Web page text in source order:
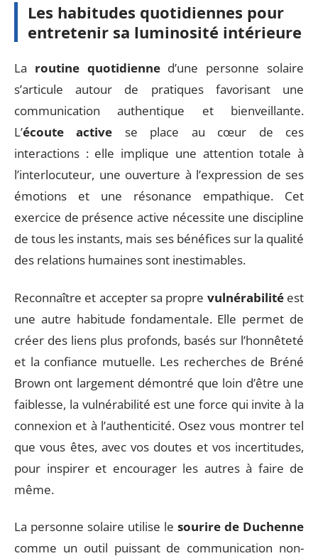
Les habitudes quotidiennes pour
entretenir sa luminosité intérieure
La routine quotidienned’une personne solaire
s’articule autour de pratiques favorisant une
communication authentique et bienveillante.
L’écoute active se place au cœur de ces
interactions : elle implique une attention totale à
l’interlocuteur, une ouverture à l’expression de ses
émotions et une résonance empathique. Cet
exercice de présence active nécessite une discipline
de tous les instants, mais ses bénéfices sur la qualité
des relations humaines sont inestimables.
Reconnaître et accepter sa propre vulnérabilitéest
une autre habitude fondamentale. Elle permet de
créer des liens plus profonds, basés sur l’honnêteté
et la confiance mutuelle. Les recherches de Bréné
Brown ont largement démontré que loin d’être une
faiblesse, la vulnérabilité est une force qui invite à la
connexion et à l’authenticité. Osez vous montrer tel
que vous êtes, avec vos doutes et vos incertitudes,
pour inspirer et encourager les autres à faire de
même.
La personne solaire utilise le sourire de Duchenne
comme un outil puissant de communication non-